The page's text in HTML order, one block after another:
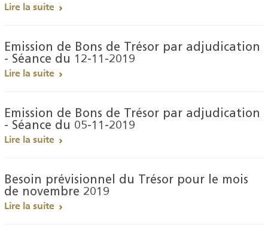
Lire la suite
Emission de Bons de Trésor par adjudication
- Séance du 12-11-2019
Lire la suite
Emission de Bons de Trésor par adjudication
- Séance du 05-11-2019
Lire la suite
Besoin prévisionnel du Trésor pour le mois
de novembre 2019
Lire la suite